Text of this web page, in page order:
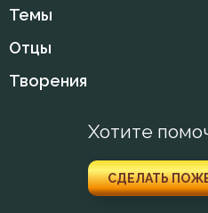
Гнев Божий
Гордость
Господь
Темы
Отцы
Творения
Хотите
СДЕЛАТЬ